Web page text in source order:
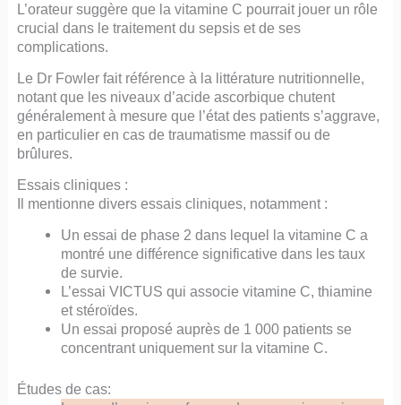
L’orateur suggère que la vitamine C pourrait jouer un rôle
crucial dans le traitement du sepsis et de ses
complications.
Le Dr Fowler fait référence à la littérature nutritionnelle,
notant que les niveaux d’acide ascorbique chutent
généralement à mesure que l’état des patients s’aggrave,
en particulier en cas de traumatisme massif ou de
brûlures.
Essais cliniques :
Il mentionne divers essais cliniques, notamment :
Un essai de phase 2 dans lequel la vitamine C a
montré une différence significative dans les taux
de survie.
L’essai VICTUS qui associe vitamine C, thiamine
et stéroïdes.
Un essai proposé auprès de 1 000 patients se
concentrant uniquement sur la vitamine C.
Études de cas: